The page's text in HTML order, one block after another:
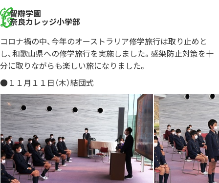
智辯学園
奈良カレッジ小学部
コロナ禍の中、今年のオーストラリア修学旅行は取り止めと
し、和歌山県への修学旅行を実施しました。感染防止対策を十
分に取りながらも楽しい旅になりました。
●１１月１１日（木）結団式